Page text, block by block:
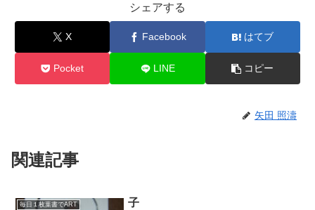
シェアする
X Facebook はてブ
Pocket LINE コピー
矢田 照濤
関連記事
毎日１枚葉書でART 子